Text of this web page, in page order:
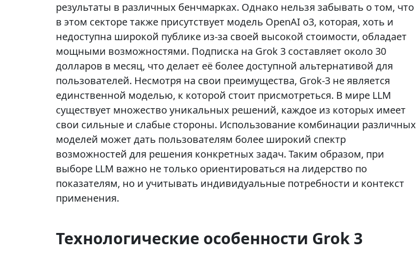
результаты в различных бенчмарках. Однако нельзя забывать о том, что
в этом секторе также присутствует модель OpenAI o3, которая, хоть и
недоступна широкой публике из-за своей высокой стоимости, обладает
мощными возможностями. Подписка на Grok 3 составляет около 30
долларов в месяц, что делает её более доступной альтернативой для
пользователей. Несмотря на свои преимущества, Grok-3 не является
единственной моделью, к которой стоит присмотреться. В мире LLM
существует множество уникальных решений, каждое из которых имеет
свои сильные и слабые стороны. Использование комбинации различных
моделей может дать пользователям более широкий спектр
возможностей для решения конкретных задач. Таким образом, при
выборе LLM важно не только ориентироваться на лидерство по
показателям, но и учитывать индивидуальные потребности и контекст
применения.
Технологические особенности Grok 3